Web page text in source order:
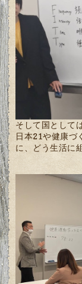
そして国として
日本21や健康づ
に、どう生活に